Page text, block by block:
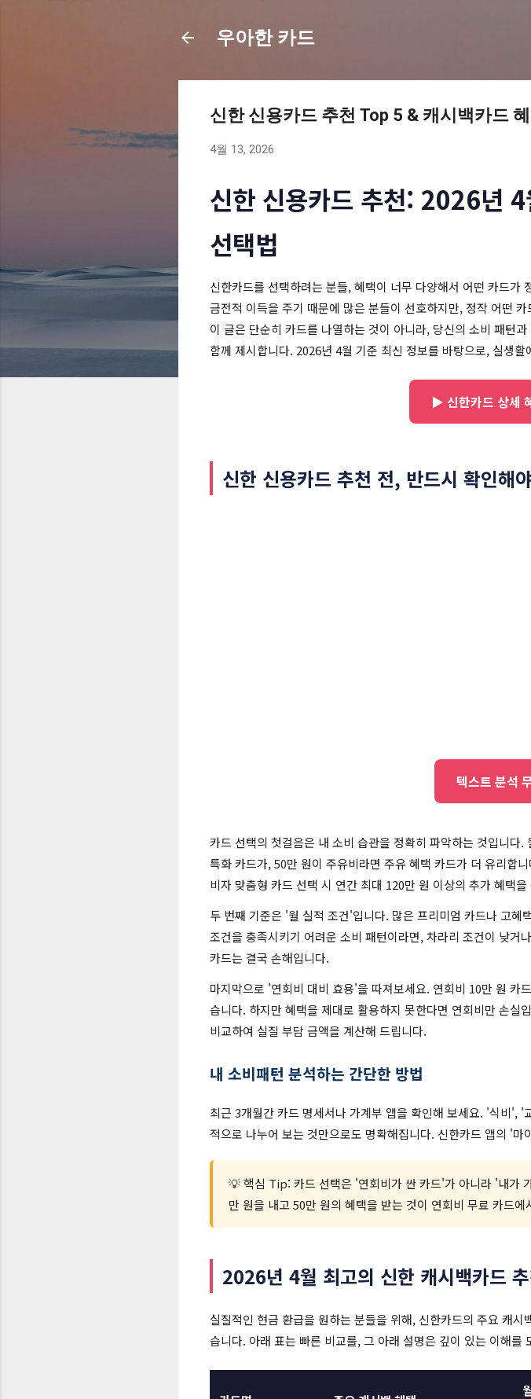
우아한 카드
신한 신용카드 추천 Top 5 & 캐시백카드
4월 13, 2026
신한 신용카드 추천: 2026년
선택법
신한카드를 선택하려는 분들, 혜택이 너무 다양해서 어떤 카드
금전적 이득을 주기 때문에 많은 분들이 선호하지만, 정작 어떤
이 글은 단순히 카드를 나열하는 것이 아니라, 당신의 소비 패턴
함께 제시합니다. 2026년 4월 기준 최신 정보를 바탕으로, 실생
▶ 신한카드 상세
신한 신용카드 추천 전, 반드시 확인해
텍스트 분석
카드 선택의 첫걸음은 내 소비 습관을 정확히 파악하는 것입니다
특화 카드가, 50만 원이 주유비라면 주유 혜택 카드가 더 유리합
비자 맞춤형 카드 선택 시 연간 최대 120만 원 이상의 추가 혜택
두 번째 기준은 '월 실적 조건'입니다. 많은 프리미엄 카드나 고
조건을 충족시키기 어려운 소비 패턴이라면, 차라리 조건이 낮거
카드는 결국 손해입니다.
마지막으로 '연회비 대비 효용'을 따져보세요. 연회비 10만 원 카
습니다. 하지만 혜택을 제대로 활용하지 못한다면 연회비만 손실
비교하여 실질 부담 금액을 계산해 드립니다.
내 소비패턴 분석하는 간단한 방법
최근 3개월간 카드 명세서나 가계부 앱을 확인해 보세요. '식비',
적으로 나누어 보는 것만으로도 명확해집니다. 신한카드 앱의 '
💡 핵심 Tip: 카드 선택은 '연회비가 싼 카드'가 아니라 '내가
만 원을 내고 50만 원의 혜택을 받는 것이 연회비 무료 카드
2026년 4월 최고의 신한 캐시백카드
실질적인 현금 환급을 원하는 분들을 위해, 신한카드의 주요 캐
습니다. 아래 표는 빠른 비교를, 그 아래 설명은 깊이 있는 이해를